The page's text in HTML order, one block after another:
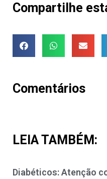
Compartilhe
Comentários
LEIA TAMBÉM:
Diabéticos: Atenção